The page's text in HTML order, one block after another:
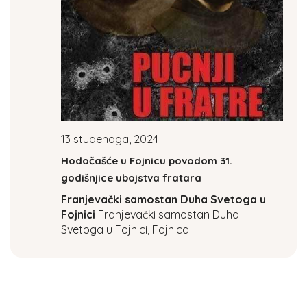
13 studenoga, 2024
Hodočašće u Fojnicu povodom 31.
godišnjice ubojstva fratara
Franjevački samostan Duha Svetoga u
Fojnici Franjevački samostan Duha
Svetoga u Fojnici, Fojnica